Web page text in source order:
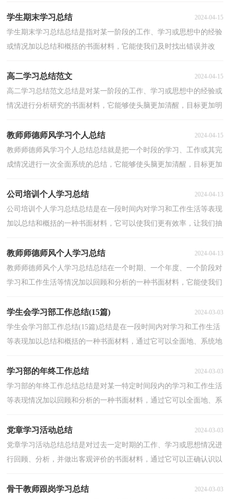
学生期末学习总结 2024-04-15
学生期末学习总结总结是指对某一阶段的工作、学习或思想中的经验
或情况加以总结和概括的书面材料，它能使我们及时找出错误并改
高二学习总结范文 2024-04-15
高二学习总结范文总结是对某一阶段的工作、学习或思想中的经验或
情况进行分析研究的书面材料，它能够使头脑更加清醒，目标更加明
教师师德师风学习个人总结 2024-04-15
教师师德师风学习个人总结总结就是把一个时段的学习、工作或其完
成情况进行一次全面系统的总结，它能够使头脑更加清醒，目标更加
公司培训个人学习总结 2024-04-13
公司培训个人学习总结总结是在一段时间内对学习和工作生活等表现
加以总结和概括的一种书面材料，它可以使我们更有效率，让我们抽
教师师德师风个人学习总结 2024-04-13
教师师德师风个人学习总结总结在一个时期、一个年度、一个阶段对
学习和工作生活等情况加以回顾和分析的一种书面材料，它能使我们
学生会学习部工作总结(15篇) 2024-03-03
学生会学习部工作总结(15篇)总结是在一段时间内对学习和工作生活
等表现加以总结和概括的一种书面材料，通过它可以全面地、系统地
学习部的年终工作总结 2024-03-03
学习部的年终工作总结总结是对某一特定时间段内的学习和工作生活
等表现情况加以回顾和分析的一种书面材料，通过它可以全面地、系
党章学习活动总结 2024-03-03
党章学习活动总结总结是对过去一定时期的工作、学习或思想情况进
行回顾、分析，并做出客观评价的书面材料，通过它可以正确认识以
骨干教师跟岗学习总结 2024-03-03